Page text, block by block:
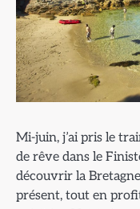
Mi-juin, j’ai pris le
de rêve dans le
découvrir la
présent, tout en